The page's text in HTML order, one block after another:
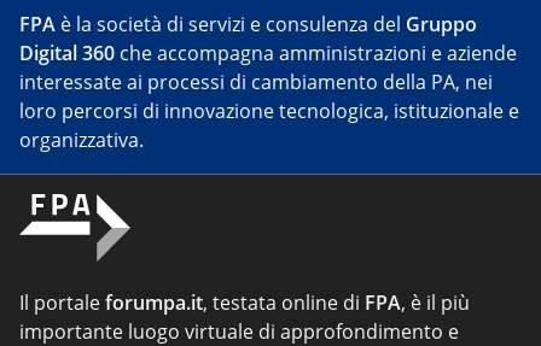
FPA è la società di servizi e consulenza del Gruppo
Digital 360 che accompagna amministrazioni e aziende
interessate ai processi di cambiamento della PA, nei
loro percorsi di innovazione tecnologica, istituzionale e
organizzativa.
Il portaleforumpa.it, testata online di FPA, è il più
importante luogo virtuale di approfondimento e